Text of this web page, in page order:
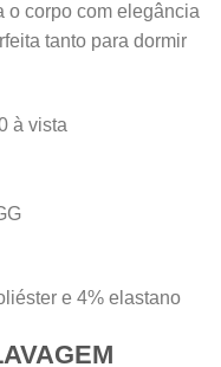
o corpo com elegância
tanto para dormir
à vista
e 4% elastano